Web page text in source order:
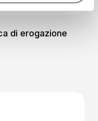
di erogazione